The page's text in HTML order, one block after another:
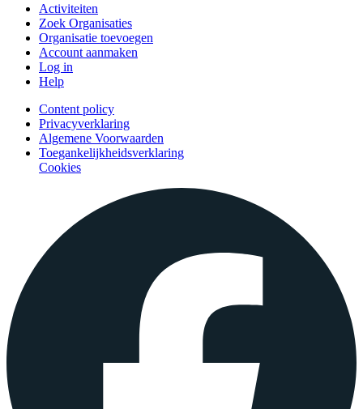
Activiteiten
Zoek Organisaties
Organisatie toevoegen
Account aanmaken
Log in
Help
Content policy
Privacyverklaring
Algemene Voorwaarden
Toegankelijkheidsverklaring
Cookies